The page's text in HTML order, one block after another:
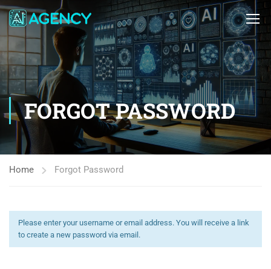
FORGOT PASSWORD
Home Forgot Password
Please enter your username or email address. You will receive a link
to create a new password via email.